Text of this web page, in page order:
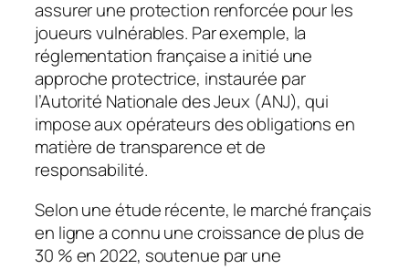
assurer une protection renforcée pour les
joueurs vulnérables. Par exemple, la
réglementation française a initié une
approche protectrice, instaurée par
l’Autorité Nationale des Jeux (ANJ), qui
impose aux opérateurs des obligations en
matière de transparence et de
responsabilité.
Selon une étude récente, le marché français
en ligne a connu une croissance de plus de
30 % en 2022, soutenue par une